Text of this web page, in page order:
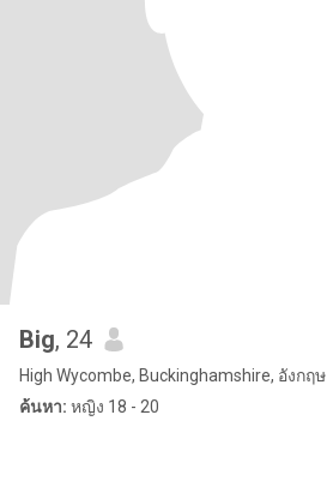
Big, 24
High Wycombe, Buckinghamshire, อังกฤษ
ค้นหา: หญิง 18 - 20